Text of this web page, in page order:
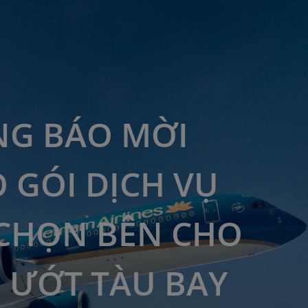
BÁO MỜI
GÓI DỊCH VỤ
BÊN CHO
ƯỚT TÀU BAY